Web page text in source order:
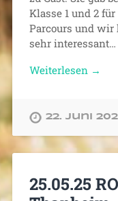
Klasse 1 und 2
Parcours und wir
sehr interessant…
Weiterlesen →
22. Juni
25.05.25